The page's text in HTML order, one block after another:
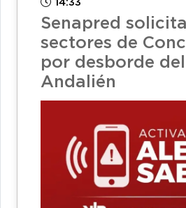
14:33
Senapred
sectores de
por desborde
Andalién